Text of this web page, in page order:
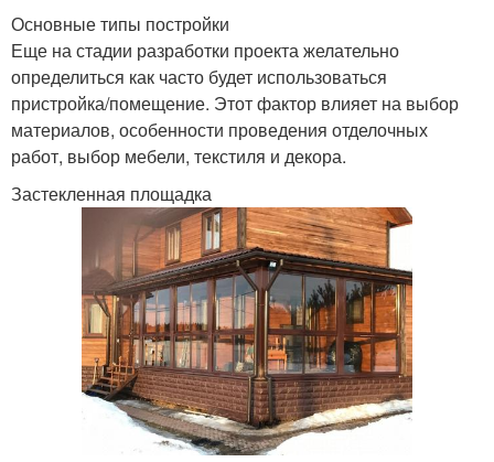
Основные типы постройки
Еще на стадии разработки проекта желательно
определиться как часто будет использоваться
пристройка/помещение. Этот фактор влияет на выбор
материалов, особенности проведения отделочных
работ, выбор мебели, текстиля и декора.
Застекленная площадка